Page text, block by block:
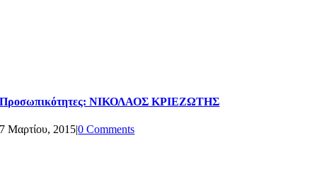
Προσωπικότητες: ΝΙΚΟΛΑΟΣ ΚΡΙΕΖΩΤΗΣ
7 Μαρτίου, 2015|0 Comments